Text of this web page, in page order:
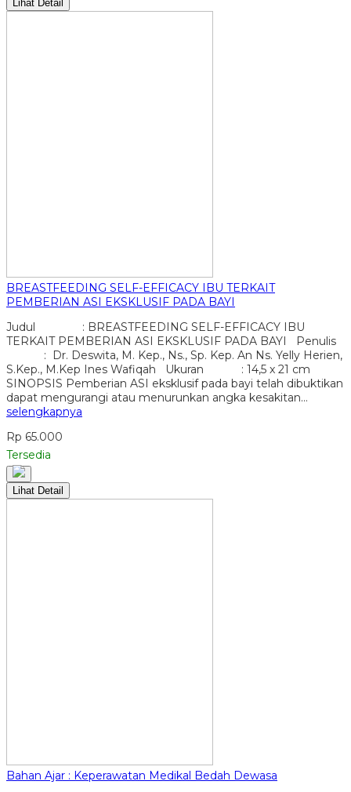
Lihat Detail
BREASTFEEDING SELF-EFFICACY IBU TERKAIT
PEMBERIAN ASI EKSKLUSIF PADA BAYI
Judul : BREASTFEEDING SELF-EFFICACY IBU
TERKAIT PEMBERIAN ASI EKSKLUSIF PADA BAYI Penulis
: Dr. Deswita, M. Kep., Ns., Sp. Kep. An Ns. Yelly Herien,
S.Kep., M.Kep Ines Wafiqah Ukuran : 14,5 x 21 cm
SINOPSIS Pemberian ASI eksklusif pada bayi telah dibuktikan
dapat mengurangi atau menurunkan angka kesakitan…
selengkapnya
Rp 65.000
Tersedia
Lihat Detail
Bahan Ajar : Keperawatan Medikal Bedah Dewasa